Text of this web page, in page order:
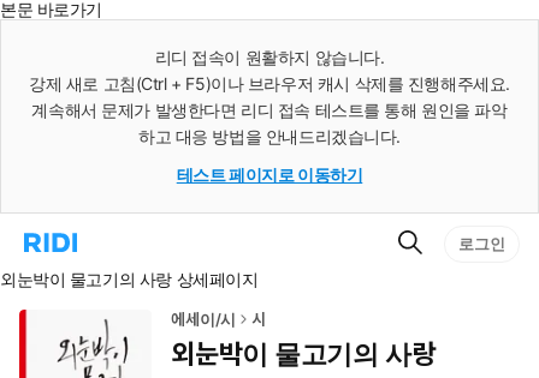
본문 바로가기
리디 접속이 원활하지 않습니다.
강제 새로 고침(Ctrl + F5)이나 브라우저 캐시 삭제를 진행해주세요.
계속해서 문제가 발생한다면 리디 접속 테스트를 통해 원인을 파악
하고 대응 방법을 안내드리겠습니다.
테스트 페이지로 이동하기
리
홈
로
검
로그인
외눈박이 물고기의 사랑 상세페이지
에세이/시 시
외눈박이 물고기의 사랑